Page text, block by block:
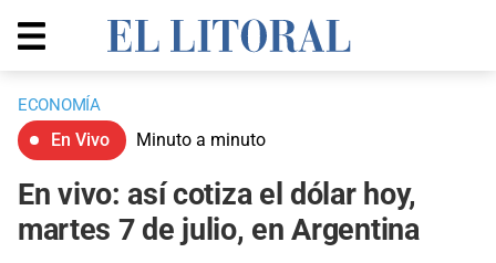
ECONOMÍA
En Vivo Minuto a minuto
En vivo: así cotiza el dólar hoy,
martes 7 de julio, en Argentina